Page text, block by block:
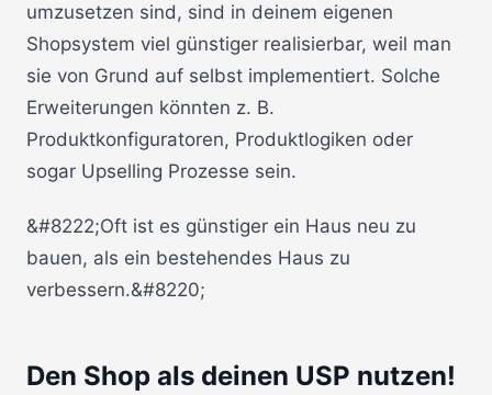
umzusetzen sind, sind in deinem eigenen
Shopsystem viel günstiger realisierbar, weil man
sie von Grund auf selbst implementiert. Solche
Erweiterungen könnten z. B.
Produktkonfiguratoren, Produktlogiken oder
sogar Upselling Prozesse sein.
&#8222;Oft ist es günstiger ein Haus neu zu
bauen, als ein bestehendes Haus zu
verbessern.&#8220;
Den Shop als deinen USP nutzen!